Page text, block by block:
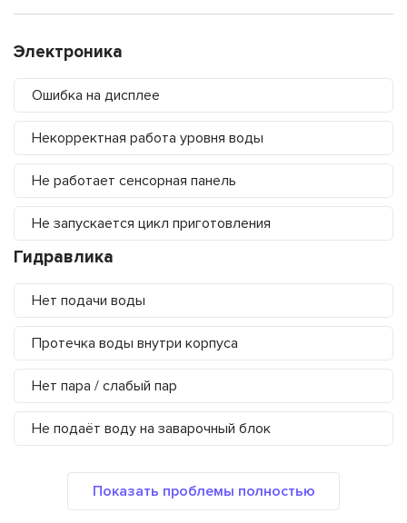
Электроника
Ошибка на дисплее
Некорректная работа уровня воды
Не работает сенсорная панель
Не запускается цикл приготовления
Гидравлика
Нет подачи воды
Протечка воды внутри корпуса
Нет пара / слабый пар
Не подаёт воду на заварочный блок